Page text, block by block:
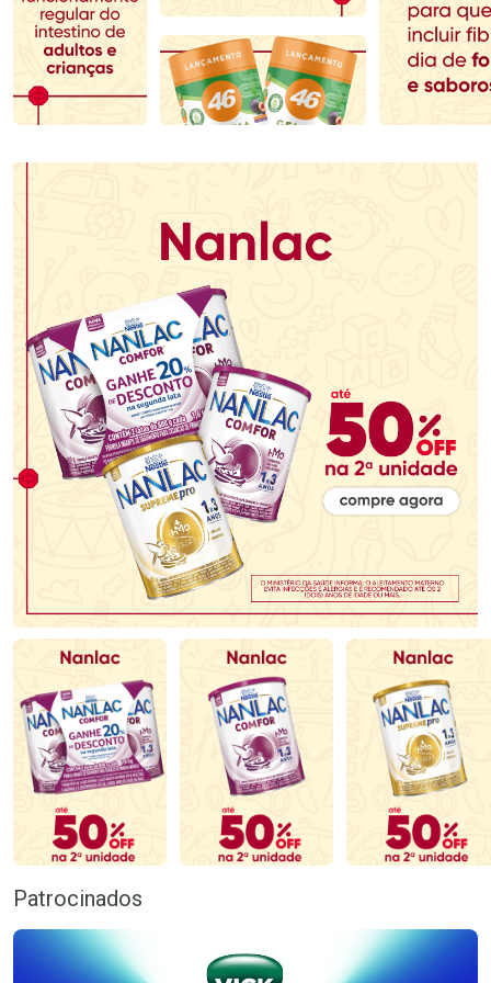
Comprar sem Desconto
Por R$ 167,99/cada
Comprar sem Desconto
Por R$ 167,99/cada
Comprar sem Desconto
Por R$ 69,59/cada
Comprar sem Desconto
Por R$ 69,59/cada
Patrocinados